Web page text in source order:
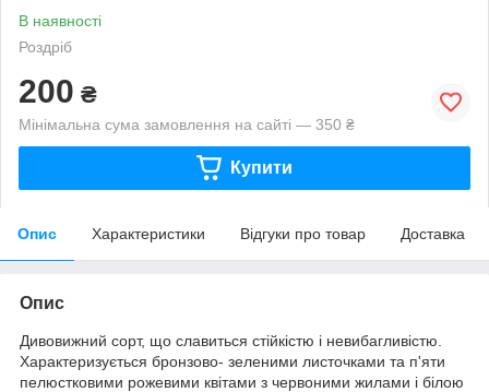
В наявності
Роздріб
200 ₴
Мінімальна сума замовлення на сайті — 350 ₴
Купити
Опис Характеристики Відгуки про товар Доставка
Опис
Дивовижний сорт, що славиться стійкістю і невибагливістю.
Характеризується бронзово- зеленими листочками та п'яти
пелюстковими рожевими квітами з червоними жилами і білою